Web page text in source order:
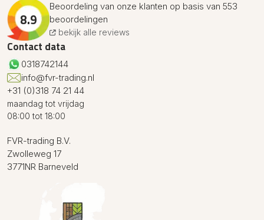
8.9
Beoordeling van onze klanten op basis van 553
beoordelingen
bekijk alle reviews
Contact data
0318742144
info@fvr-trading.nl
+31 (0)318 74 21 44
maandag tot vrijdag
08:00 tot 18:00
FVR-trading B.V.
Zwolleweg 17
3771NR Barneveld